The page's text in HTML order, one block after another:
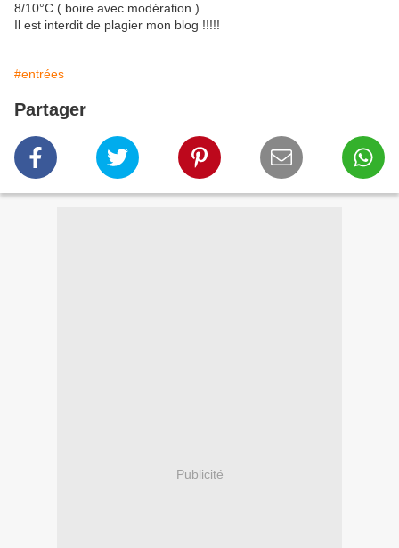
8/10°C ( boire avec modération ) .
Il est interdit de plagier mon blog !!!!!
#entrées
Partager
Publicité